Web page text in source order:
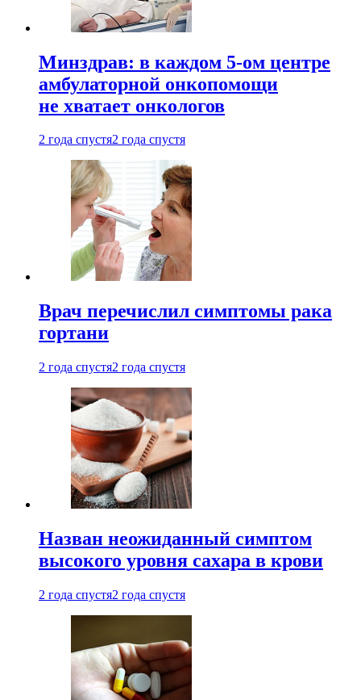
Минздрав: в каждом 5-ом центре
амбулаторной онкопомощи
не хватает онкологов
2 года спустя2 года спустя
Врач перечислил симптомы рака
гортани
2 года спустя2 года спустя
Назван неожиданный симптом
высокого уровня сахара в крови
2 года спустя2 года спустя